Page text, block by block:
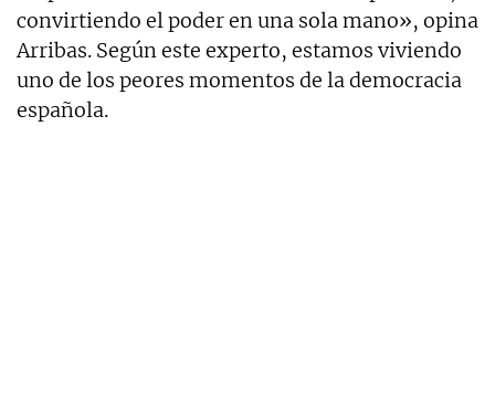
convirtiendo el poder en una sola mano», opina
Arribas. Según este experto, estamos viviendo
uno de los peores momentos de la democracia
española.